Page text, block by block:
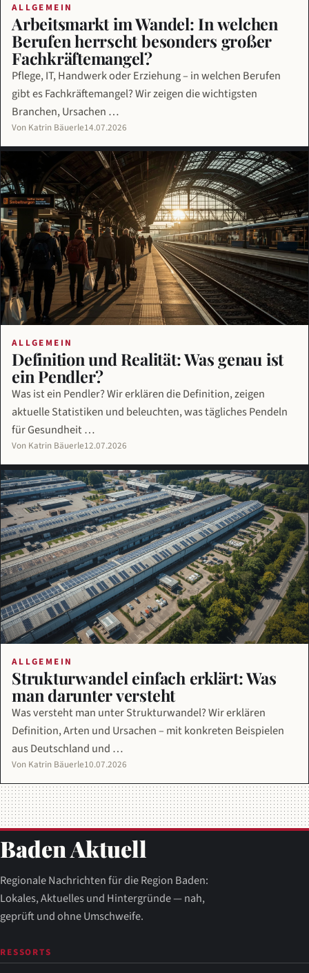
ALLGEMEIN
Arbeitsmarkt im Wandel: In welchen
Berufen herrscht besonders großer
Fachkräftemangel?
Pflege, IT, Handwerk oder Erziehung – in welchen Berufen
gibt es Fachkräftemangel? Wir zeigen die wichtigsten
Branchen, Ursachen …
Von Katrin Bäuerle14.07.2026
ALLGEMEIN
Definition und Realität: Was genau ist
ein Pendler?
Was ist ein Pendler? Wir erklären die Definition, zeigen
aktuelle Statistiken und beleuchten, was tägliches Pendeln
für Gesundheit …
Von Katrin Bäuerle12.07.2026
ALLGEMEIN
Strukturwandel einfach erklärt: Was
man darunter versteht
Was versteht man unter Strukturwandel? Wir erklären
Definition, Arten und Ursachen – mit konkreten Beispielen
aus Deutschland und …
Von Katrin Bäuerle10.07.2026
Baden Aktuell
Regionale Nachrichten für die Region Baden:
Lokales, Aktuelles und Hintergründe — nah,
geprüft und ohne Umschweife.
RESSORTS